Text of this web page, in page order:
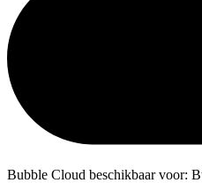
Bubble Cloud beschikbaar voor: